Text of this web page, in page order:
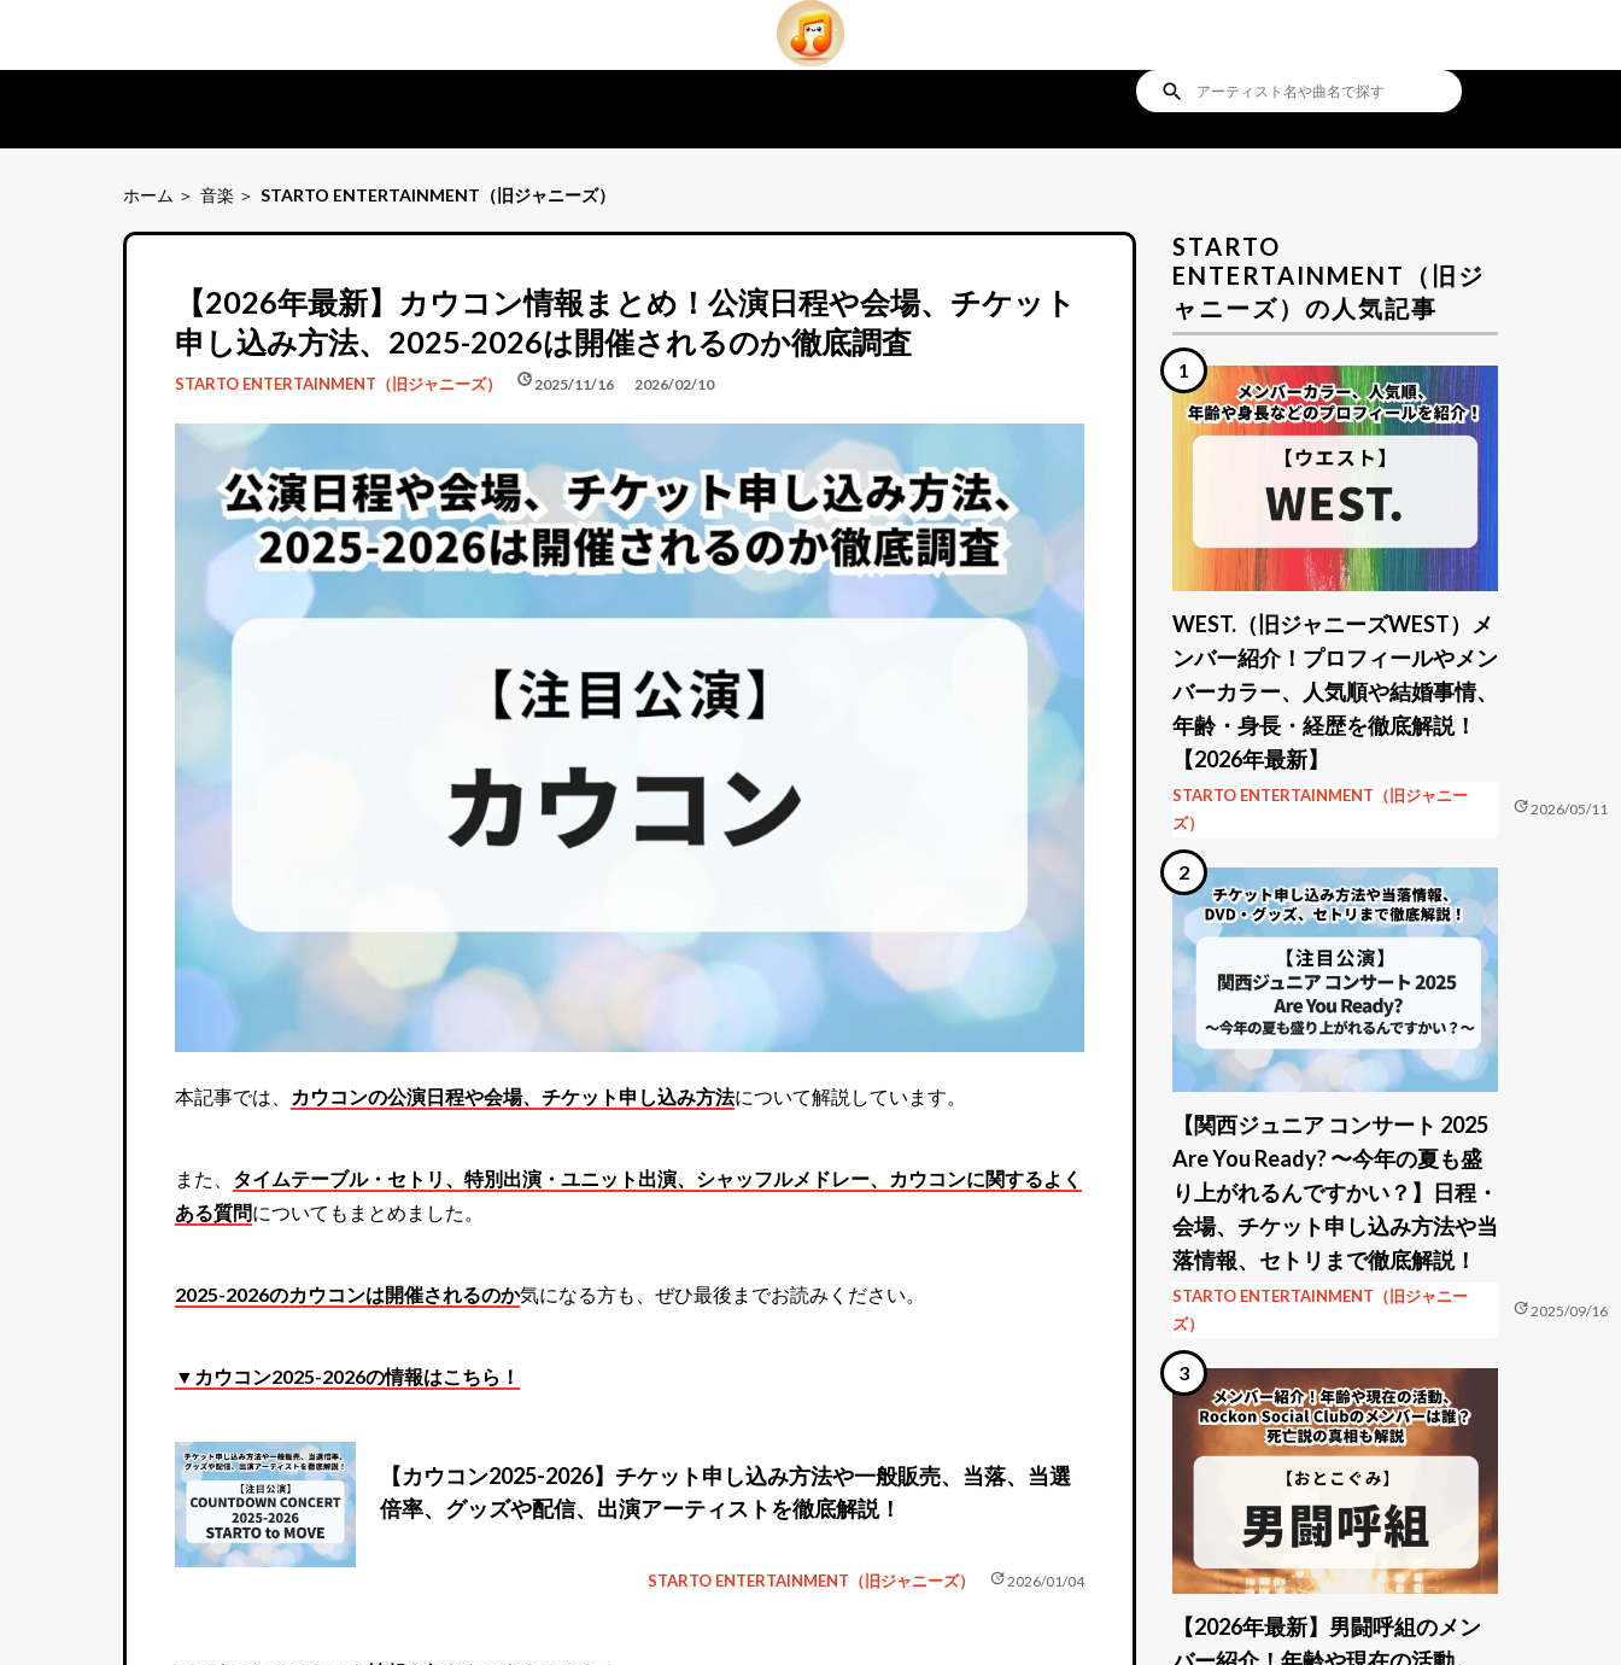
search
ホーム 音楽 STARTO ENTERTAINMENT（旧ジャニーズ）
【2026年最新】カウコン情報まとめ！公演日程や会場、チケット
申し込み方法、2025-2026は開催されるのか徹底調査
STARTO ENTERTAINMENT（旧ジャニーズ） schedule2025/11/16
update 2026/02/10
本記事では、 カウコンの公演日程や会場、チケット申し込み方法について解説しています。
また、 タイムテーブル・セトリ、特別出演・ユニット出演、シャッフルメドレー、カウコンに関するよく
ある質問についてもまとめました。
2025-2026のカウコンは開催されるのか気になる方も、ぜひ最後までお読みください。
▼カウコン2025-2026の情報はこちら！
【カウコン2025-2026】チケット申し込み方法や一般販売、当落、当選
倍率、グッズや配信、出演アーティストを徹底解説！
STARTO ENTERTAINMENT（旧ジャニーズ） update2026/01/04
STARTO
ENTERTAINMENT（旧ジ
ャニーズ）の人気記事
WEST.（旧ジャニーズWEST）メ
ンバー紹介！プロフィールやメン
バーカラー、人気順や結婚事情、
年齢・身長・経歴を徹底解説！
【2026年最新】
STARTO ENTERTAINMENT（旧ジャニー
ズ）
update2026/05/11
【関西ジュニア コンサート 2025
Are You Ready? 〜今年の夏も盛
り上がれるんですかい？】日程・
会場、チケット申し込み方法や当
落情報、セトリまで徹底解説！
STARTO ENTERTAINMENT（旧ジャニー
ズ）
update2025/09/16
【2026年最新】男闘呼組のメン